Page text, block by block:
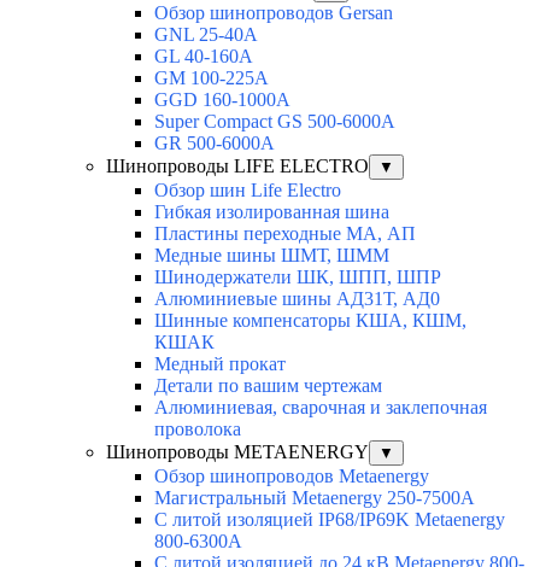
Обзор шинопроводов Gersan
GNL 25-40A
GL 40-160A
GM 100-225A
GGD 160-1000A
Super Compact GS 500-6000A
GR 500-6000A
Шинопроводы LIFE ELECTRO
▼
Обзор шин Life Electro
Гибкая изолированная шина
Пластины переходные МА, АП
Медные шины ШМТ, ШММ
Шинодержатели ШК, ШПП, ШПР
Алюминиевые шины АД31Т, АД0
Шинные компенсаторы КША, КШМ,
КШАК
Медный прокат
Детали по вашим чертежам
Алюминиевая, cварочная и заклепочная
проволока
Шинопроводы METAENERGY
▼
Обзор шинопроводов Metaenergy
Магистральный Metaenergy 250-7500A
С литой изоляцией IP68/IP69K Metaenergy
800-6300A
С литой изоляцией до 24 кВ Metaenergy 800-